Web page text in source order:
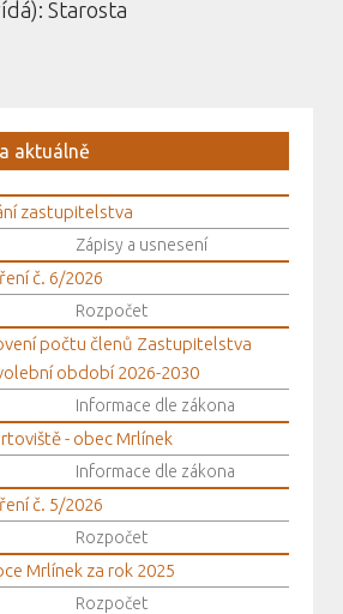
Starosta
aktuálně
zastupitelstva
Zápisy a usnesení
č. 6/2026
Rozpočet
počtu členů Zastupitelstva
období 2026-2030
Informace dle zákona
- obec Mrlínek
Informace dle zákona
č. 5/2026
Rozpočet
Mrlínek za rok 2025
Rozpočet